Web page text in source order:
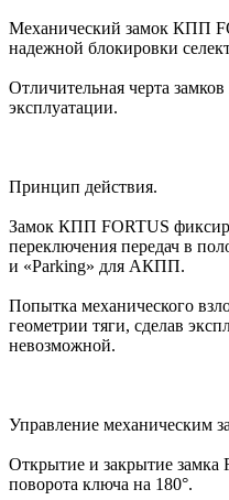
Механический замок КПП
надежной блокировки
Отличительная черта
эксплуатации.
Принцип действия.
Замок КПП FORTUS
переключения передач в
и «Parking» для АКПП.
Попытка механического
геометрии тяги, сделав
невозможной.
Управление механическим
Открытие и закрытие замка
поворота ключа на 180°.